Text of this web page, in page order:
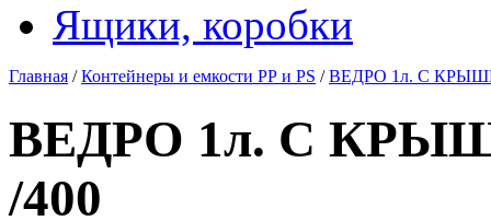
Ящики, коробки
Главная /Контейнеры и емкости РР и PS /ВЕДРО 1л. С
ВЕДРО 1л. С
/400